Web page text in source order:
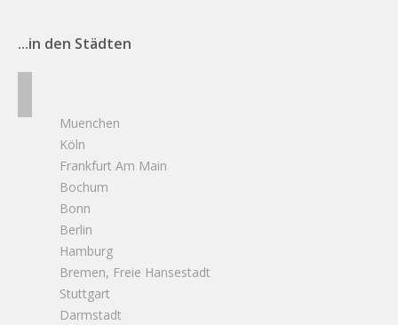
...in den Städten
Muenchen
Köln
Frankfurt Am Main
Bochum
Bonn
Berlin
Hamburg
Bremen, Freie Hansestadt
Stuttgart
Darmstadt